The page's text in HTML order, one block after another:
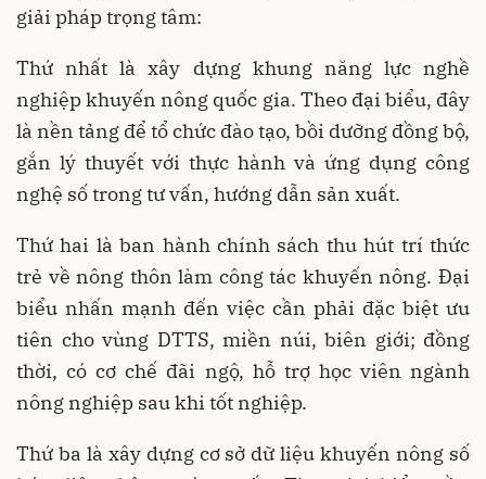
giải pháp trọng tâm:
Thứ nhất là xây dựng khung năng lực nghề
nghiệp khuyến nông quốc gia. Theo đại biểu, đây
là nền tảng để tổ chức đào tạo, bồi dưỡng đồng bộ,
gắn lý thuyết với thực hành và ứng dụng công
nghệ số trong tư vấn, hướng dẫn sản xuất.
Thứ hai là ban hành chính sách thu hút trí thức
trẻ về nông thôn làm công tác khuyến nông. Đại
biểu nhấn mạnh đến việc cần phải đặc biệt ưu
tiên cho vùng DTTS, miền núi, biên giới; đồng
thời, có cơ chế đãi ngộ, hỗ trợ học viên ngành
nông nghiệp sau khi tốt nghiệp.
Thứ ba là xây dựng cơ sở dữ liệu khuyến nông số